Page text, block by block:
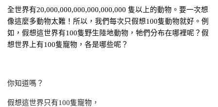
全世界有20,000,000,000,000,000,000 隻以上的動物。要一次想
像這麼多動物太難！所以，我們每次只假想100隻動物就好。例
如，假想這世界有100隻野生陸地動物，牠們分布在哪裡呢？假
想世界上有100隻寵物，各是哪些呢？
你知道嗎？
假想這世界只有100隻寵物，